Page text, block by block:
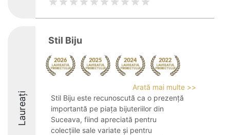
Laureați
Stil Biju
Arată mai multe >>
Stil Biju este recunoscută ca o prezență
importantă pe piața bijuteriilor din
Suceava, fiind apreciată pentru
colecțiile sale variate și pentru